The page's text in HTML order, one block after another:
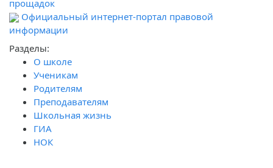
прощадок
Официальный интернет-портал правовой
информации
Разделы:
О школе
Ученикам
Родителям
Преподавателям
Школьная жизнь
ГИА
НОК